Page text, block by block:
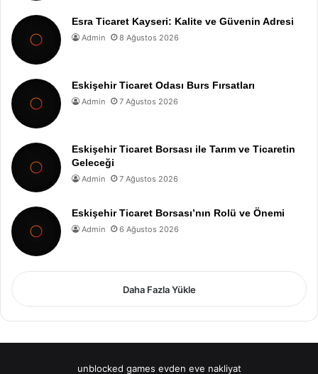
Esra Ticaret Kayseri: Kalite ve Güvenin Adresi
Admin 8 Ağustos 2026
Eskişehir Ticaret Odası Burs Fırsatları
Admin 7 Ağustos 2026
Eskişehir Ticaret Borsası ile Tarım ve Ticaretin
Geleceği
Admin 7 Ağustos 2026
Eskişehir Ticaret Borsası’nın Rolü ve Önemi
Admin 6 Ağustos 2026
Daha Fazla Yükle
unblocked games evden eve nakliyat